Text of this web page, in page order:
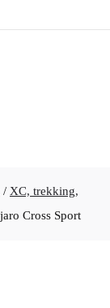
/ XC, trekking,
Cross Sport